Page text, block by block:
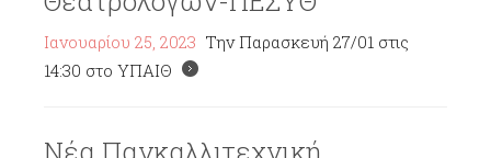
Ιανουαρίου 25, 2023 Την Παρασκευή 27/01 στις
14:30 στο ΥΠΑΙΘ